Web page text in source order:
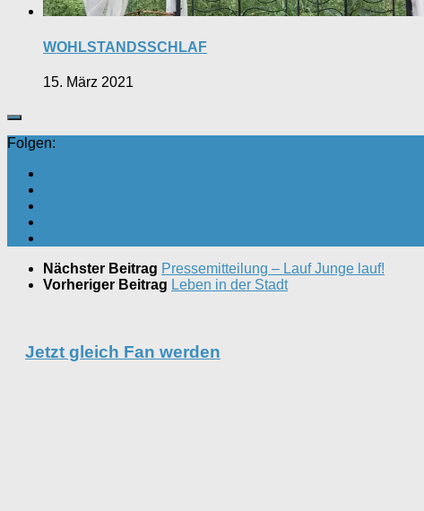
WOHLSTANDSSCHLAF
15. März 2021
Folgen:
Nächster Beitrag Pressemitteilung – Lauf Junge lauf!
Vorheriger Beitrag Leben in der Stadt
Jetzt gleich Fan werden